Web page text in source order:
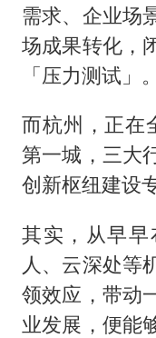
需求、企业场
场成果转化，
「压力测试」。
而杭州，正在
第一城，三大
创新枢纽建设
其实，从早
人、云深处等
领效应，带动
业发展，便能